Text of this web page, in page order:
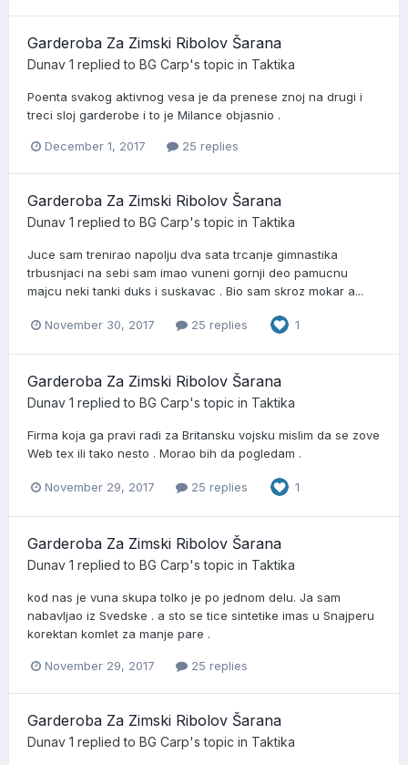
Garderoba Za Zimski Ribolov Šarana
Dunav 1 replied to BG Carp's topic in Taktika
Poenta svakog aktivnog vesa je da prenese znoj na drugi i
treci sloj garderobe i to je Milance objasnio .
December 1, 2017 25 replies
Garderoba Za Zimski Ribolov Šarana
Dunav 1 replied to BG Carp's topic in Taktika
Juce sam trenirao napolju dva sata trcanje gimnastika
trbusnjaci na sebi sam imao vuneni gornji deo pamucnu
majcu neki tanki duks i suskavac . Bio sam skroz mokar a...
November 30, 2017 25 replies 1
Garderoba Za Zimski Ribolov Šarana
Dunav 1 replied to BG Carp's topic in Taktika
Firma koja ga pravi radi za Britansku vojsku mislim da se zove
Web tex ili tako nesto . Morao bih da pogledam .
November 29, 2017 25 replies 1
Garderoba Za Zimski Ribolov Šarana
Dunav 1 replied to BG Carp's topic in Taktika
kod nas je vuna skupa tolko je po jednom delu. Ja sam
nabavljao iz Svedske . a sto se tice sintetike imas u Snajperu
korektan komlet za manje pare .
November 29, 2017 25 replies
Garderoba Za Zimski Ribolov Šarana
Dunav 1 replied to BG Carp's topic in Taktika